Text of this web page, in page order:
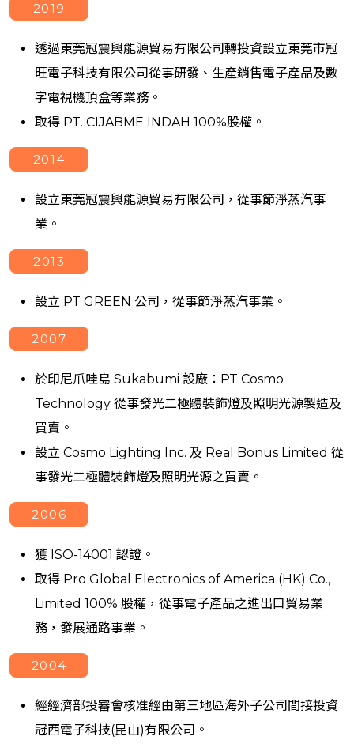
2019
透過東莞冠震興能源貿易有限公司轉投資設立東莞市冠
旺電子科技有限公司從事研發、生產銷售電子產品及數
字電視機頂盒等業務。
取得 PT. CIJABME INDAH 100%股權。
2014
設立東莞冠震興能源貿易有限公司，從事節淨蒸汽事
業。
2013
設立 PT GREEN 公司，從事節淨蒸汽事業。
2007
於印尼爪哇島 Sukabumi 設廠：PT Cosmo
Technology 從事發光二極體裝飾燈及照明光源製造及
買賣。
設立 Cosmo Lighting Inc. 及 Real Bonus Limited 從
事發光二極體裝飾燈及照明光源之買賣。
2006
獲 ISO-14001 認證。
取得 Pro Global Electronics of America (HK) Co.,
Limited 100% 股權，從事電子產品之進出口貿易業
務，發展通路事業。
2004
經經濟部投審會核准經由第三地區海外子公司間接投資
冠西電子科技(昆山)有限公司。